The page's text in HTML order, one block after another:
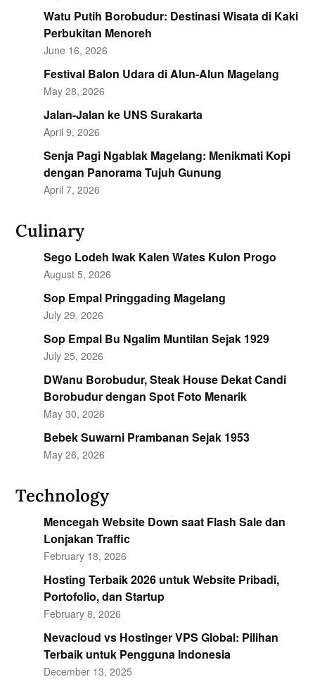
Watu Putih Borobudur: Destinasi Wisata di Kaki
Perbukitan Menoreh
June 16, 2026
Festival Balon Udara di Alun-Alun Magelang
May 28, 2026
Jalan-Jalan ke UNS Surakarta
April 9, 2026
Senja Pagi Ngablak Magelang: Menikmati Kopi
dengan Panorama Tujuh Gunung
April 7, 2026
Culinary
Sego Lodeh Iwak Kalen Wates Kulon Progo
August 5, 2026
Sop Empal Pringgading Magelang
July 29, 2026
Sop Empal Bu Ngalim Muntilan Sejak 1929
July 25, 2026
DWanu Borobudur, Steak House Dekat Candi
Borobudur dengan Spot Foto Menarik
May 30, 2026
Bebek Suwarni Prambanan Sejak 1953
May 26, 2026
Technology
Mencegah Website Down saat Flash Sale dan
Lonjakan Traffic
February 18, 2026
Hosting Terbaik 2026 untuk Website Pribadi,
Portofolio, dan Startup
February 8, 2026
Nevacloud vs Hostinger VPS Global: Pilihan
Terbaik untuk Pengguna Indonesia
December 13, 2025